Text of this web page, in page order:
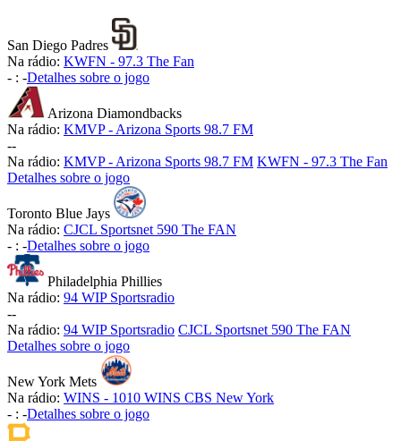
San Diego Padres
Na rádio: KWFN - 97.3 The Fan
- : -Detalhes sobre o jogo
Arizona Diamondbacks
Na rádio: KMVP - Arizona Sports 98.7 FM
--
Na rádio: KMVP - Arizona Sports 98.7 FM KWFN - 97.3 The Fan
Detalhes sobre o jogo
Toronto Blue Jays
Na rádio: CJCL Sportsnet 590 The FAN
- : -Detalhes sobre o jogo
Philadelphia Phillies
Na rádio: 94 WIP Sportsradio
--
Na rádio: 94 WIP Sportsradio CJCL Sportsnet 590 The FAN
Detalhes sobre o jogo
New York Mets
Na rádio: WINS - 1010 WINS CBS New York
- : -Detalhes sobre o jogo